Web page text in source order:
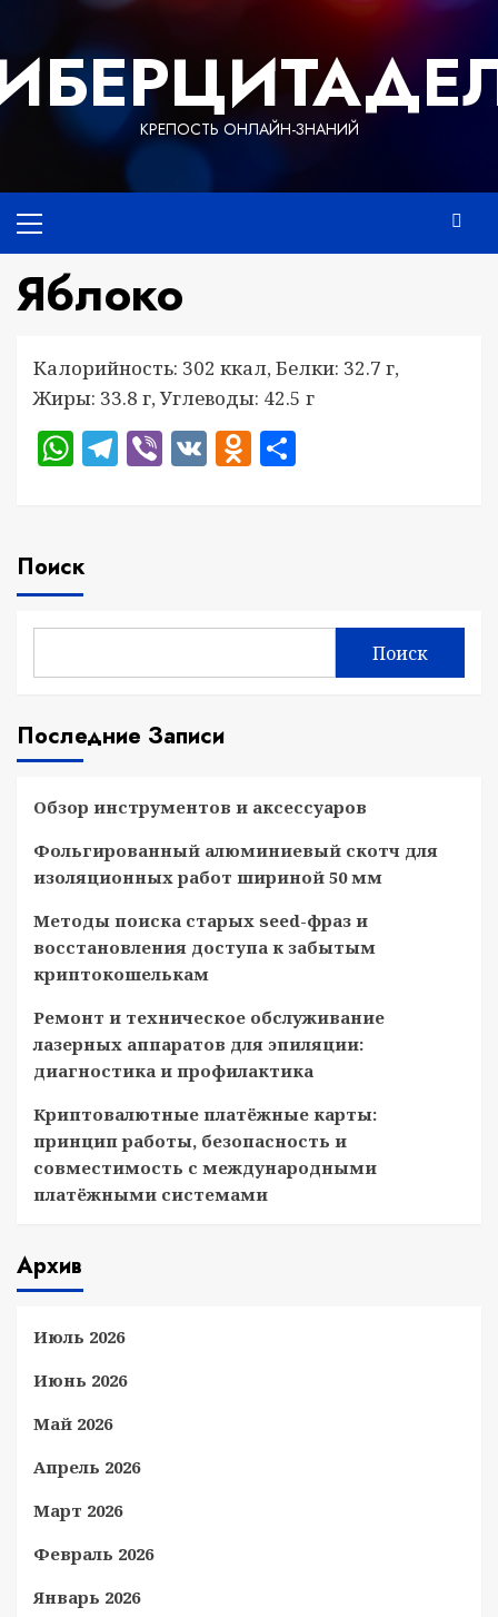
содержимому
КРЕПОСТЬ ОНЛАЙН-ЗНАНИЙ
меню
Яблоко
Калорийность: 302 ккал, Белки: 32.7 г,
Жиры: 33.8 г, Углеводы: 42.5 г
WhatsApp
Telegram
Viber
VKOdnoklassniki
Поиск
Поиск
Последние Записи
Обзор инструментов и аксессуаров
Фольгированный алюминиевый скотч для
изоляционных работ шириной 50 мм
Методы поиска старых seed-фраз и
восстановления доступа к забытым
криптокошелькам
Ремонт и техническое обслуживание
лазерных аппаратов для эпиляции:
диагностика и профилактика
Криптовалютные платёжные карты:
принцип работы, безопасность и
совместимость с международными
платёжными системами
Архив
Июль 2026
Июнь 2026
Май 2026
Апрель 2026
Март 2026
Февраль 2026
Январь 2026